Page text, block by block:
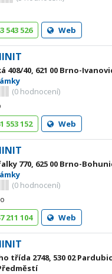
543 526
Web
408/40, 621 00 Brno-
(0 hodnocení)
553 152
Web
770, 625 00 Brno-
(0 hodnocení)
211 104
Web
třída 2748, 530 02